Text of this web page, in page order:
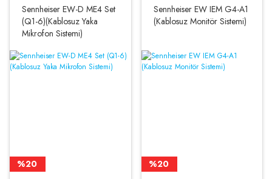
Sennheiser EW-D ME4 Set
(Q1-6)(Kablosuz Yaka
Mikrofon Sistemi)
%20
Sennheiser EW IEM G4-A1
(Kablosuz Monitör Sistemi)
%20